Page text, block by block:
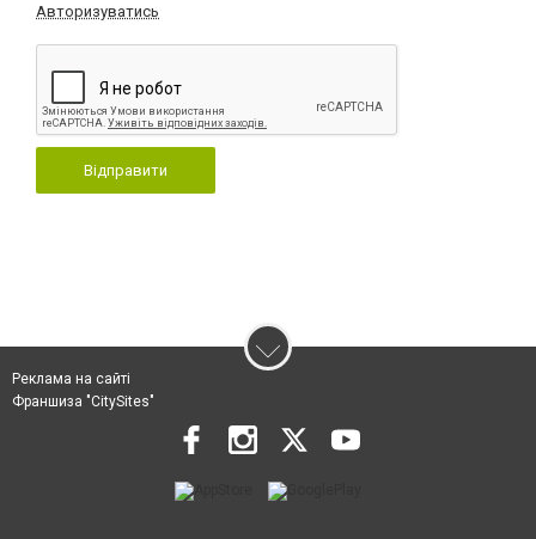
Авторизуватись
Відправити
Реклама на сайті
Франшиза "CitySites"